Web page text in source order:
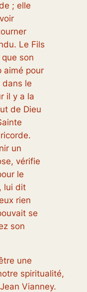
; elle
Le Fils
que son
aimé pour
dans le
il y a la
de Dieu
un
vérifie
le
lui dit
rien
se
son
une
spiritualité,
Vianney.